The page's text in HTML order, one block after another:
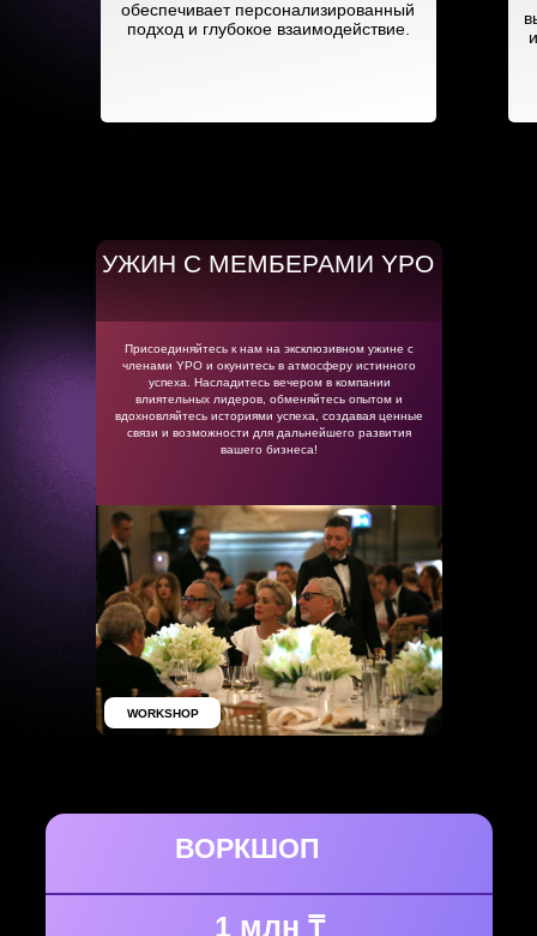
обеспечивает персонализированный
подход и глубокое взаимодействие.
Присоединяйтесь к нам на эксклюзивном ужине с
членами YPO и окунитесь в атмосферу истинного
успеха. Насладитесь вечером в компании
влиятельных лидеров, обменяйтесь опытом и
вдохновляйтесь историями успеха, создавая ценные
связи и возможности для дальнейшего развития
вашего бизнеса!
УЖИН С МЕМБЕРАМИ YPO
WORKSHOP
1 млн ₸
ВОРКШОП